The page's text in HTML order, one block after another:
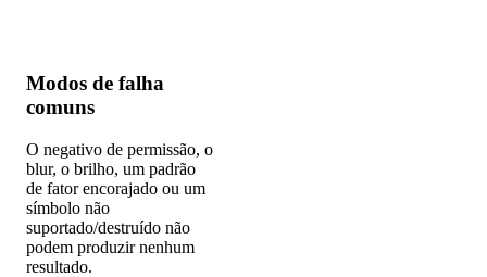
Modos de falha
comuns
O negativo de permissão, o
blur, o brilho, um padrão
de fator encorajado ou um
símbolo não
suportado/destruído não
podem produzir nenhum
resultado.